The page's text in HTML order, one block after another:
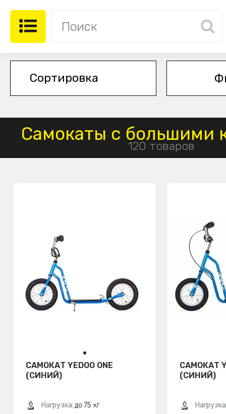
Самокаты с большими
120 товаров
САМОКАТ YEDOO ONE
(СИНИЙ)
Нагрузка: до 75 кг
САМОКАТ
(СИНИЙ)